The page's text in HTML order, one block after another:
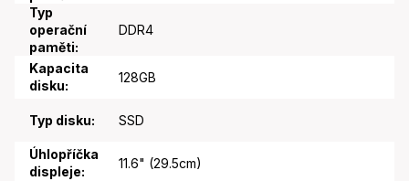
Typ
operační
paměti:
DDR4
Kapacita
disku:
128GB
Typ disku: SSD
Úhlopříčka
displeje:
11.6" (29.5cm)